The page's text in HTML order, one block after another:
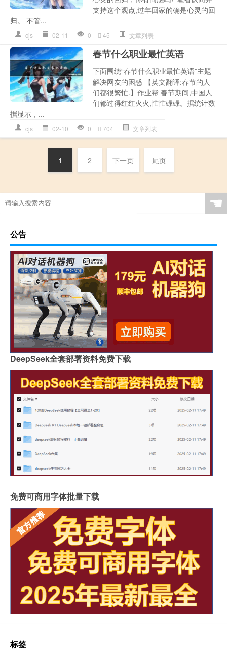
支持这个观点,过年回家的确是心灵的回
归。 不管...
cjs 02-11 0 45 文章列表
春节什么职业最忙英语
下面围绕“春节什么职业最忙英语”主题
解决网友的困惑 【英文翻译:春节的人
们都很繁忙.】作业帮 春节期间,中国人
们都过得红红火火,忙忙碌碌。据统计数
据显示，...
cjs 02-10 0 704 文章列表
1 2 下一页 尾页
☚
公告
DeepSeek全套部署资料免费下载
免费可商用字体批量下载
标签